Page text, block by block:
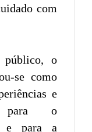
com
público, o
se como
e
para o
e para a